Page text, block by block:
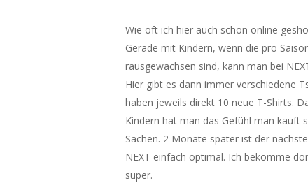
Wie oft ich hier auch schon online
Gerade mit Kindern, wenn die pro
rausgewachsen sind, kann man bei
Hier gibt es dann immer verschiedene
haben jeweils direkt 10 neue T-Shirts.
Kindern hat man das Gefühl man kauft
Sachen. 2 Monate später ist der
NEXT einfach optimal. Ich bekomme
super.